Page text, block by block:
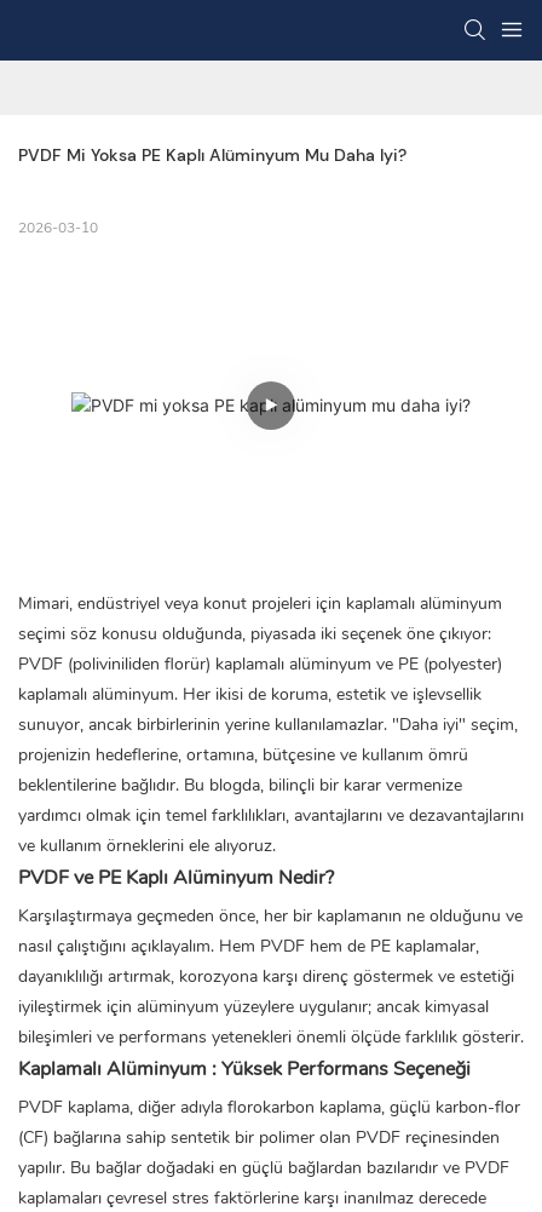
PVDF Mi Yoksa PE Kaplı Alüminyum Mu Daha Iyi?
2026-03-10
Mimari, endüstriyel veya konut projeleri için kaplamalı alüminyum
seçimi söz konusu olduğunda, piyasada iki seçenek öne çıkıyor:
PVDF (poliviniliden florür) kaplamalı alüminyum ve PE (polyester)
kaplamalı alüminyum. Her ikisi de koruma, estetik ve işlevsellik
sunuyor, ancak birbirlerinin yerine kullanılamazlar. "Daha iyi" seçim,
projenizin hedeflerine, ortamına, bütçesine ve kullanım ömrü
beklentilerine bağlıdır. Bu blogda, bilinçli bir karar vermenize
yardımcı olmak için temel farklılıkları, avantajlarını ve dezavantajlarını
ve kullanım örneklerini ele alıyoruz.
PVDF ve PE Kaplı Alüminyum Nedir?
Karşılaştırmaya geçmeden önce, her bir kaplamanın ne olduğunu ve
nasıl çalıştığını açıklayalım. Hem PVDF hem de PE kaplamalar,
dayanıklılığı artırmak, korozyona karşı direnç göstermek ve estetiği
iyileştirmek için alüminyum yüzeylere uygulanır; ancak kimyasal
bileşimleri ve performans yetenekleri önemli ölçüde farklılık gösterir.
Kaplamalı Alüminyum : Yüksek Performans Seçeneği
PVDF kaplama, diğer adıyla florokarbon kaplama, güçlü karbon-flor
(CF) bağlarına sahip sentetik bir polimer olan PVDF reçinesinden
yapılır. Bu bağlar doğadaki en güçlü bağlardan bazılarıdır ve PVDF
kaplamaları çevresel stres faktörlerine karşı inanılmaz derecede